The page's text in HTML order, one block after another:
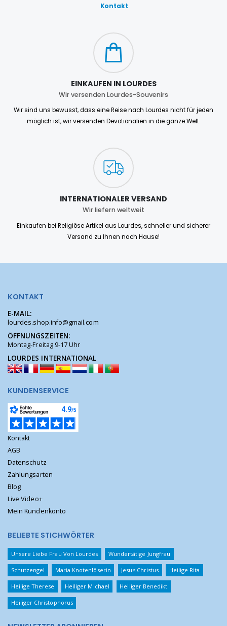
Kontakt
EINKAUFEN IN LOURDES
Wir versenden Lourdes-Souvenirs
Wir sind uns bewusst, dass eine Reise nach Lourdes nicht für jeden
möglich ist, wir versenden Devotionalien in die ganze Welt.
INTERNATIONALER VERSAND
Wir liefern weltweit
Einkaufen bei Religiöse Artikel aus Lourdes, schneller und sicherer
Versand zu Ihnen nach Hause!
KONTAKT
E-MAIL:
lourdes.shop.info@gmail.com
ÖFFNUNGSZEITEN:
Montag-Freitag 9-17 Uhr
LOURDES INTERNATIONAL
KUNDENSERVICE
Kontakt
AGB
Datenschutz
Zahlungsarten
Blog
Live Video+
Mein Kundenkonto
BELIEBTE STICHWÖRTER
Unsere Liebe Frau Von Lourdes Wundertätige Jungfrau
Schutzengel Maria Knotenlöserin Jesus Christus Heilige Rita
Heilige Therese Heiliger Michael Heiliger Benedikt
Heiliger Christophorus